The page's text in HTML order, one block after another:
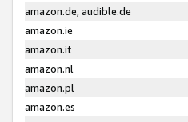
amazon.de, audible.de
amazon.ie
amazon.it
amazon.nl
amazon.pl
amazon.es